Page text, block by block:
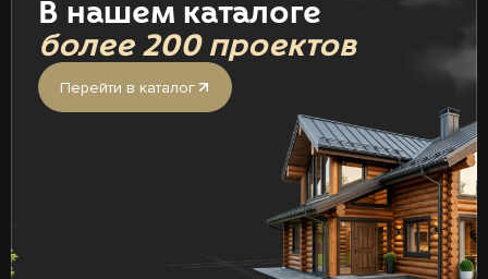
В нашем каталоге
более 200 проектов
Перейти в каталог